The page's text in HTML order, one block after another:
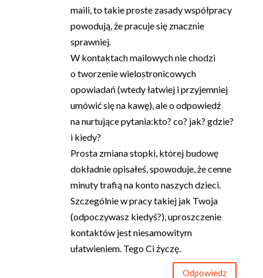
maili, to takie proste zasady współpracy
powodują, że pracuje się znacznie
sprawniej.
W kontaktach mailowych nie chodzi
o tworzenie wielostronicowych
opowiadań (wtedy łatwiej i przyjemniej
umówić się na kawę), ale o odpowiedź
na nurtujące pytania:kto? co? jak? gdzie?
i kiedy?
Prosta zmiana stopki, której budowę
dokładnie opisałeś, spowoduje, że cenne
minuty trafią na konto naszych dzieci.
Szczególnie w pracy takiej jak Twoja
(odpoczywasz kiedyś?), uproszczenie
kontaktów jest niesamowitym
ułatwieniem. Tego Ci życzę.
Odpowiedz